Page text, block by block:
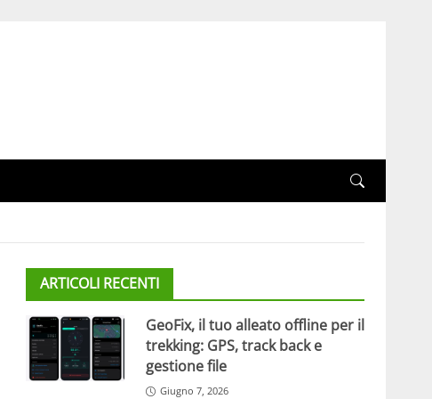
ARTICOLI RECENTI
GeoFix, il tuo alleato offline per il
trekking: GPS, track back e
gestione file
Giugno 7, 2026